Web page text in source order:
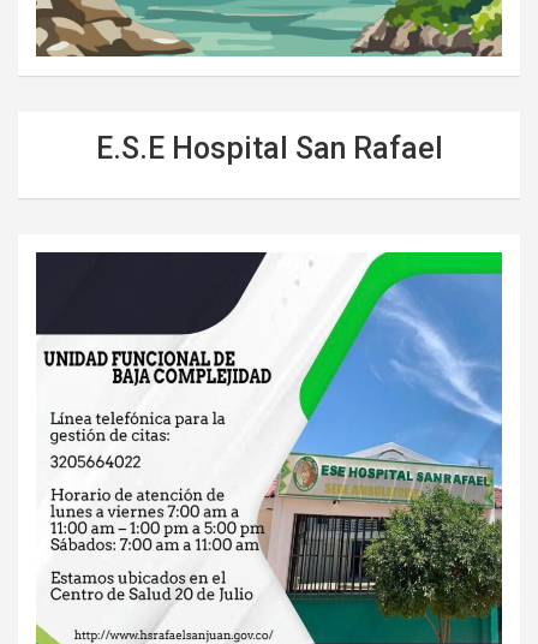
E.S.E Hospital San Rafael